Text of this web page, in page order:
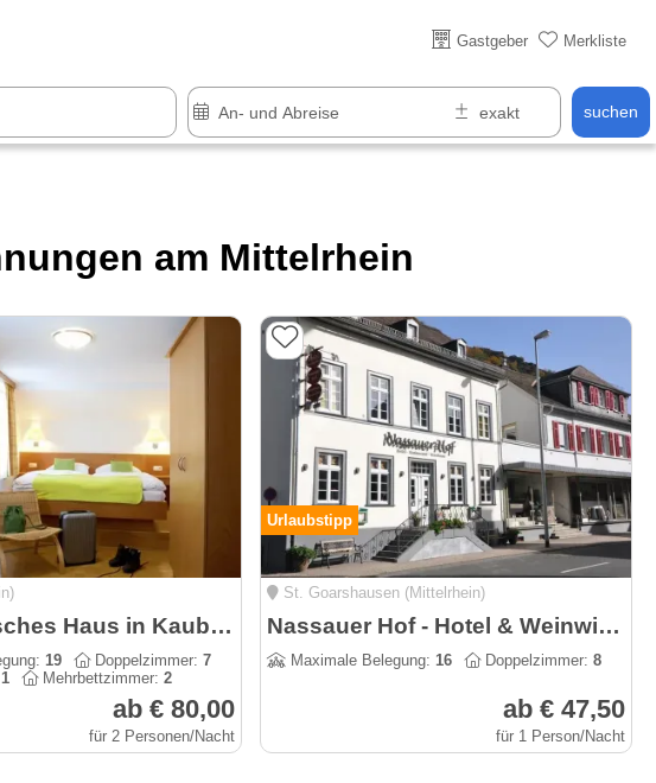
Gastgeber Merkliste
suchen
Über 25 Jahre online
am Mittelrhein
Hotel Deutsches Haus in Kaub am Rhein - Rheinsteig-Partner
19 Doppelzimmer: 7
1 Mehrbettzimmer: 2
ab € 80,00
für 2 Personen/Nacht
Urlaubstipp
St. Goarshausen (Mittelrhein)
Nassauer Hof - Hotel & Weinwirtschaft am Rheinsteig
Maximale Belegung: 16 Doppelzimmer: 8
ab € 47,50
für 1 Person/Nacht